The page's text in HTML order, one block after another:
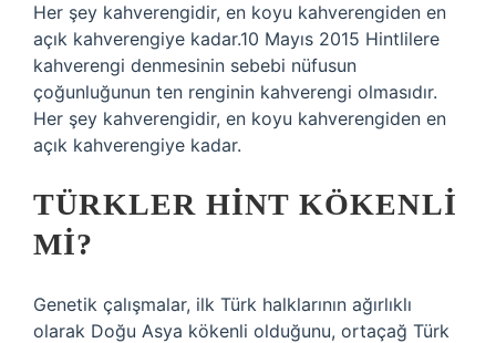
Her şey kahverengidir, en koyu kahverengiden en
açık kahverengiye kadar.10 Mayıs 2015 Hintlilere
kahverengi denmesinin sebebi nüfusun
çoğunluğunun ten renginin kahverengi olmasıdır.
Her şey kahverengidir, en koyu kahverengiden en
açık kahverengiye kadar.
TÜRKLER HINT KÖKENLI
MI?
Genetik çalışmalar, ilk Türk halklarının ağırlıklı
olarak Doğu Asya kökenli olduğunu, ortaçağ Türk